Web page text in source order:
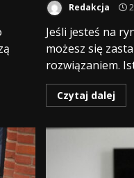
Redakcja
Jeśli jesteś na
możesz się
rozwiązaniem.
Czytaj dalej